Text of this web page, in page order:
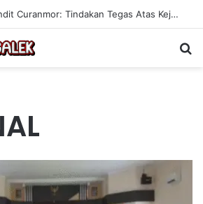
Penangkapan Bandit Curanmor: Tindakan Tegas Atas Kejahatan Sepeda Motor